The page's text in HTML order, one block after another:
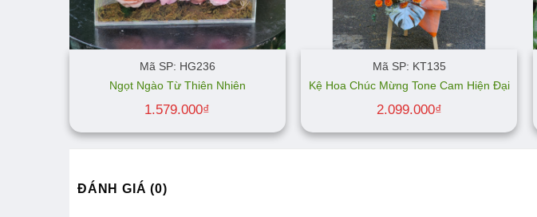
Mã SP: HG236
Ngọt Ngào Từ Thiên Nhiên
1.579.000₫
Mã SP: KT135
Kệ Hoa Chúc Mừng Tone Cam Hiện Đại
2.099.000₫
ĐÁNH GIÁ (0)